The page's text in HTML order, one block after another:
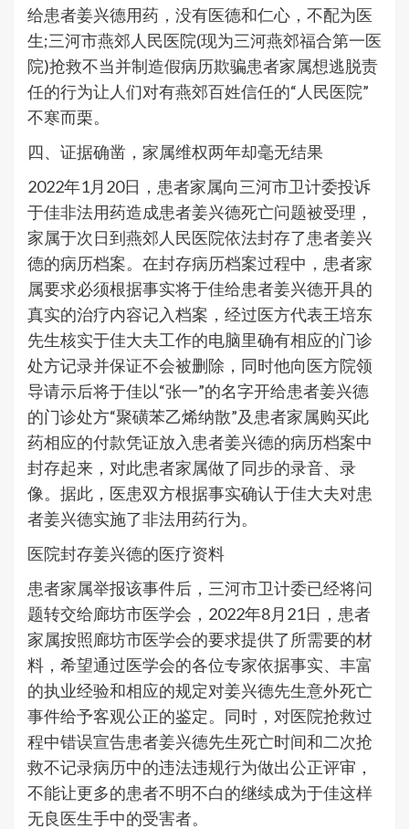
给患者姜兴德用药，没有医德和仁心，不配为医
生;三河市燕郊人民医院(现为三河燕郊福合第一医
院)抢救不当并制造假病历欺骗患者家属想逃脱责
任的行为让人们对有燕郊百姓信任的“人民医院”
不寒而栗。
四、证据确凿，家属维权两年却毫无结果
2022年1月20日，患者家属向三河市卫计委投诉
于佳非法用药造成患者姜兴德死亡问题被受理，
家属于次日到燕郊人民医院依法封存了患者姜兴
德的病历档案。在封存病历档案过程中，患者家
属要求必须根据事实将于佳给患者姜兴德开具的
真实的治疗内容记入档案，经过医方代表王培东
先生核实于佳大夫工作的电脑里确有相应的门诊
处方记录并保证不会被删除，同时他向医方院领
导请示后将于佳以“张一”的名字开给患者姜兴德
的门诊处方“聚磺苯乙烯纳散”及患者家属购买此
药相应的付款凭证放入患者姜兴德的病历档案中
封存起来，对此患者家属做了同步的录音、录
像。据此，医患双方根据事实确认于佳大夫对患
者姜兴德实施了非法用药行为。
医院封存姜兴德的医疗资料
患者家属举报该事件后，三河市卫计委已经将问
题转交给廊坊市医学会，2022年8月21日，患者
家属按照廊坊市医学会的要求提供了所需要的材
料，希望通过医学会的各位专家依据事实、丰富
的执业经验和相应的规定对姜兴德先生意外死亡
事件给予客观公正的鉴定。同时，对医院抢救过
程中错误宣告患者姜兴德先生死亡时间和二次抢
救不记录病历中的违法违规行为做出公正评审，
不能让更多的患者不明不白的继续成为于佳这样
无良医生手中的受害者。